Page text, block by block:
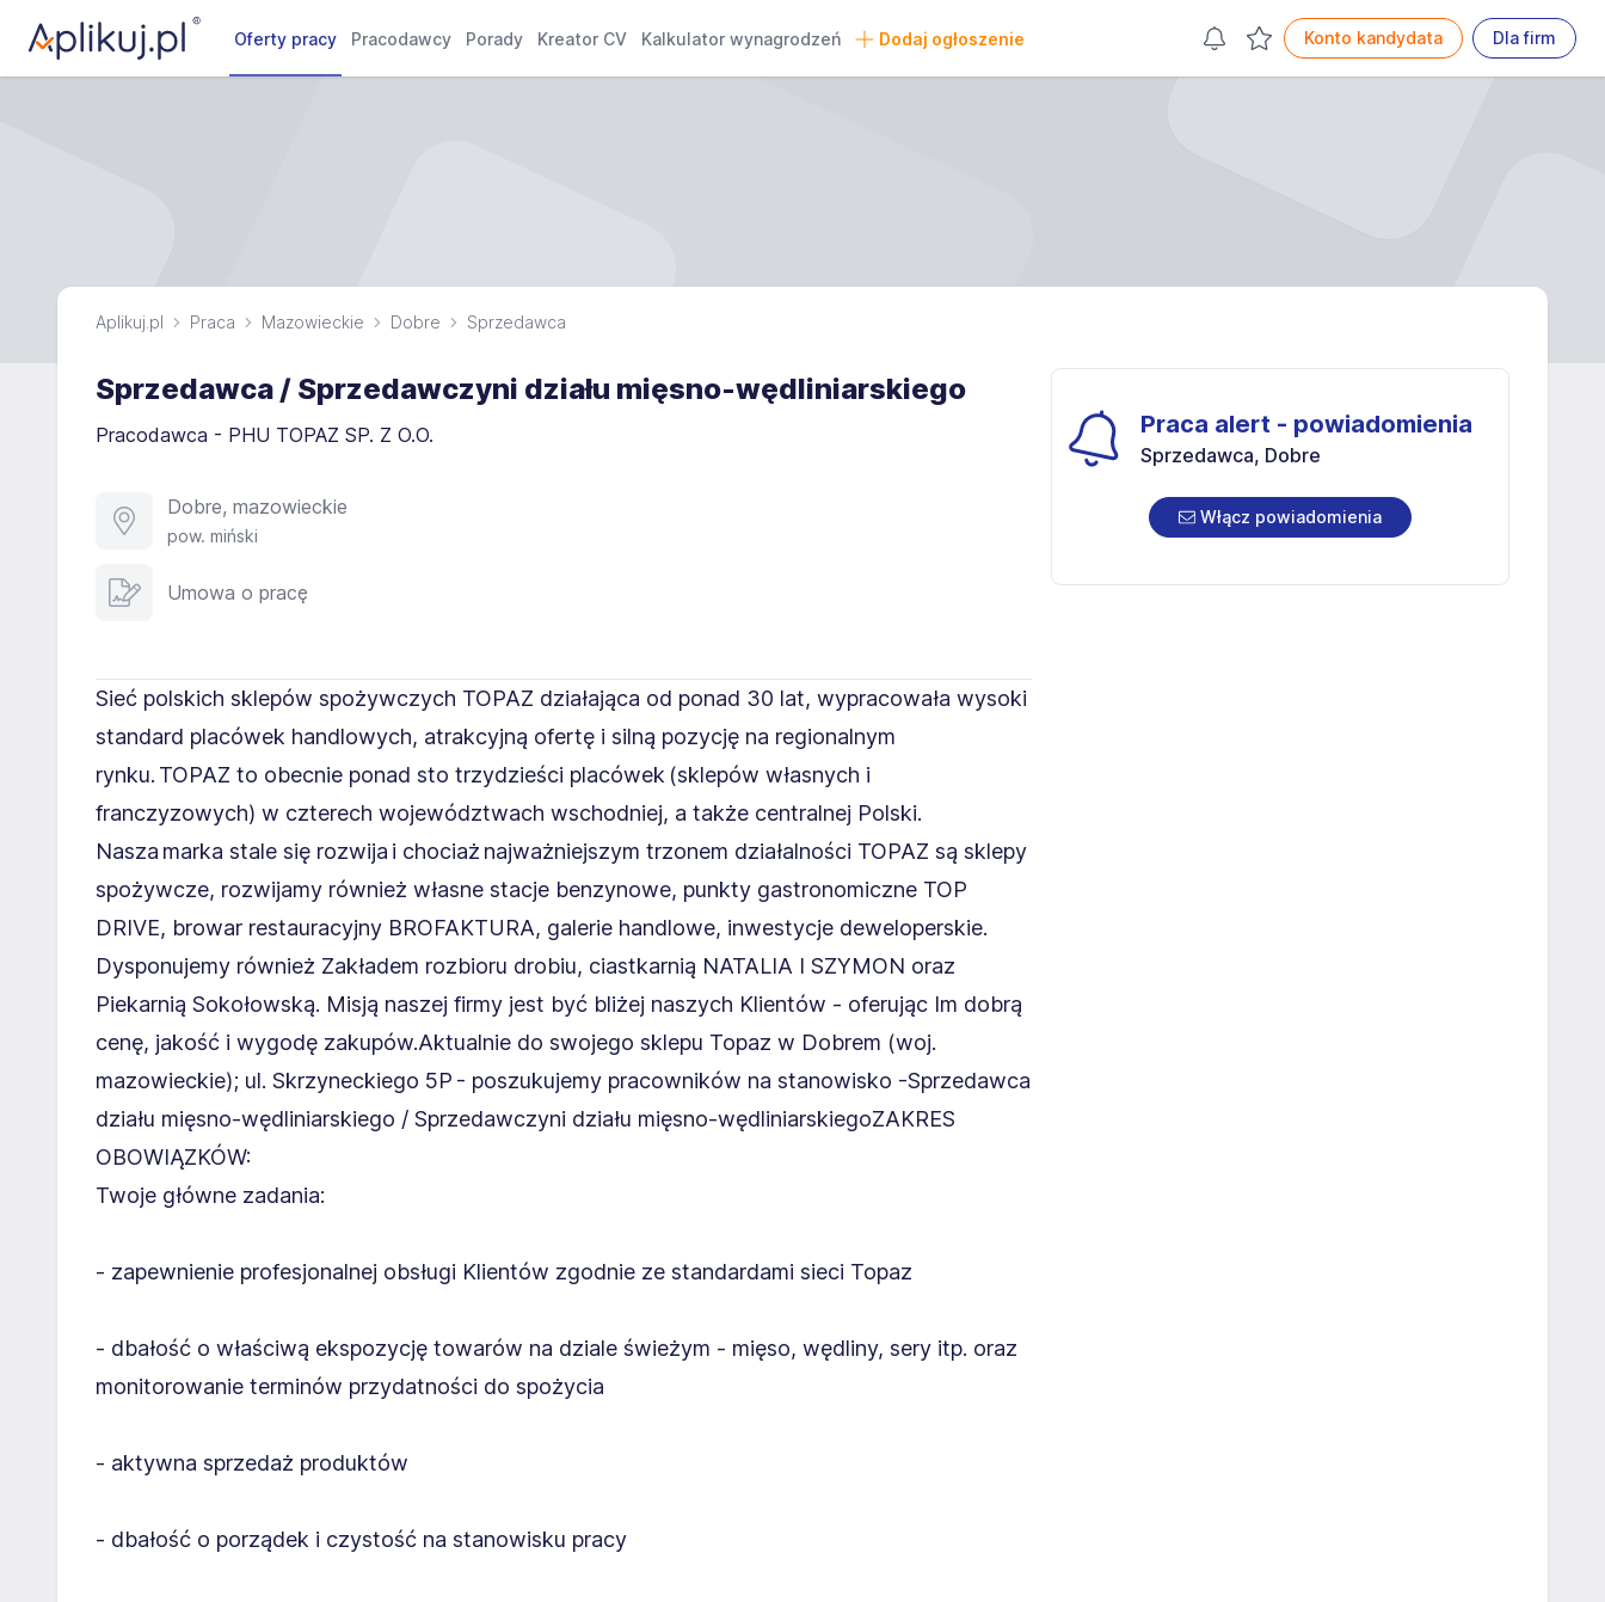
Oferty pracy Pracodawcy Porady Kreator CV Kalkulator wynagrodzeń Dodaj ogłoszenie Konto kandydata Dla firm
Aplikuj.pl Praca Mazowieckie Dobre Sprzedawca
Sprzedawca / Sprzedawczyni działu mięsno-wędliniarskiego
Pracodawca - PHU TOPAZ SP. Z O.O.
Dobre, mazowieckie
pow. miński
Umowa o pracę
Sieć polskich sklepów spożywczych TOPAZ działająca od ponad 30 lat, wypracowała wysoki
standard placówek handlowych, atrakcyjną ofertę i silną pozycję na regionalnym
rynku. TOPAZ to obecnie ponad sto trzydzieści placówek (sklepów własnych i
franczyzowych) w czterech województwach wschodniej, a także centralnej Polski.
Nasza marka stale się rozwija i chociaż najważniejszym trzonem działalności TOPAZ są sklepy
spożywcze, rozwijamy również własne stacje benzynowe, punkty gastronomiczne TOP
DRIVE, browar restauracyjny BROFAKTURA, galerie handlowe, inwestycje deweloperskie.
Dysponujemy również Zakładem rozbioru drobiu, ciastkarnią NATALIA I SZYMON oraz
Piekarnią Sokołowską. Misją naszej firmy jest być bliżej naszych Klientów - oferując Im dobrą
cenę, jakość i wygodę zakupów.Aktualnie do swojego sklepu Topaz w Dobrem (woj.
mazowieckie); ul. Skrzyneckiego 5P - poszukujemy pracowników na stanowisko -Sprzedawca
działu mięsno-wędliniarskiego / Sprzedawczyni działu mięsno-wędliniarskiegoZAKRES
OBOWIĄZKÓW:
Twoje główne zadania:
- zapewnienie profesjonalnej obsługi Klientów zgodnie ze standardami sieci Topaz
- dbałość o właściwą ekspozycję towarów na dziale świeżym - mięso, wędliny, sery itp. oraz
monitorowanie terminów przydatności do spożycia
- aktywna sprzedaż produktów
- dbałość o porządek i czystość na stanowisku pracy
Praca alert - powiadomienia
Sprzedawca, Dobre
Włącz powiadomienia